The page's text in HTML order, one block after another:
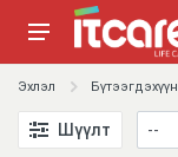
Эхлэл Бүтээгдэхүүн
Шүүлт